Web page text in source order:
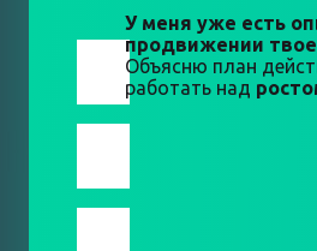
У меня уже есть
продвижении
Объясню план
работать над